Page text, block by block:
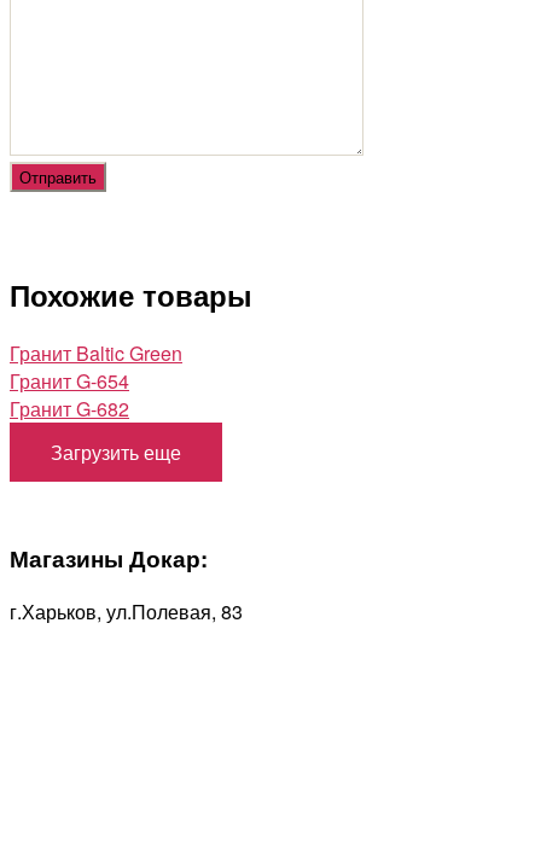
Похожие товары
Гранит Baltic Green
Гранит G-654
Гранит G-682
Загрузить еще
Магазины Докар:
г.Харьков, ул.Полевая, 83